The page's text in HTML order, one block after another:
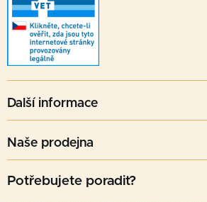
Další informace
Naše prodejna
Potřebujete poradit?